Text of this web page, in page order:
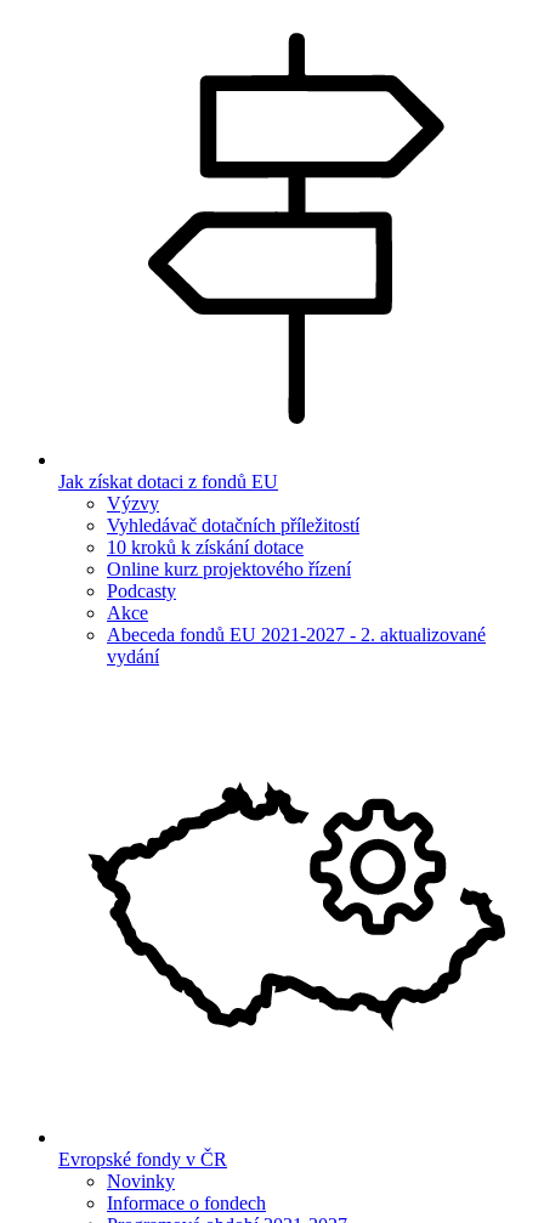
Jak získat dotaci z fondů EU
Výzvy
Vyhledávač dotačních příležitostí
10 kroků k získání dotace
Online kurz projektového řízení
Podcasty
Akce
Abeceda fondů EU 2021-2027 - 2. aktualizované
vydání
Evropské fondy v ČR
Novinky
Informace o fondech